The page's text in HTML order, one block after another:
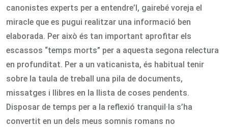
canonistes experts per a entendre’l, gairebé voreja el
miracle que es pugui realitzar una informació ben
elaborada. Per això és tan important aprofitar els
escassos “temps morts” per a aquesta segona relectura
en profunditat. Per a un vaticanista, és habitual tenir
sobre la taula de treball una pila de documents,
missatges i llibres en la llista de coses pendents.
Disposar de temps per a la reflexió tranquil·la s’ha
convertit en un dels meus somnis romans no